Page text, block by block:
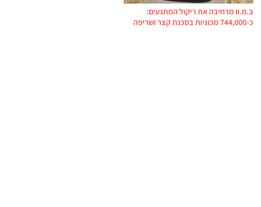
ב.מ.וו מרחיבה את ריקול המתנעים:
כ-744,000 מכוניות בסכנת קצר ושריפה